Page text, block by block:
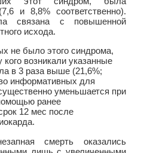
и 8,8% соответственно).
связана с повышенной
исхода.
не было этого синдрома,
возникали указанные
в 3 раза выше (21,6%;
информативных для
уменьшается при
ранее
12 мес после
смерть оказались